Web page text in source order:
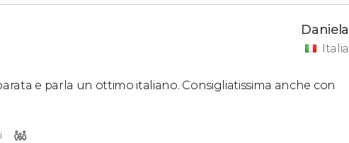
Daniela
Italia
e parla un ottimo italiano. Consigliatissima anche con